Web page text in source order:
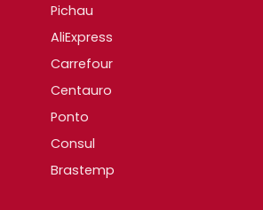
Pichau
AliExpress
Carrefour
Centauro
Ponto
Consul
Brastemp